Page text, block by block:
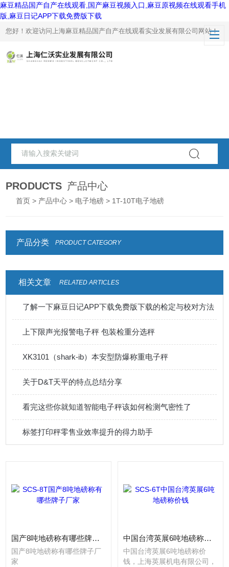
麻豆精品国产自产在线观看,国产麻豆视频入口,麻豆原视频在线观看手机
版,麻豆日记APP下载免费版下载
您好！欢迎访问上海麻豆精品国产自产在线观看实业发展有限公司网站！
PRODUCTS 产品中心
首页 > 产品中心 > 电子地磅 > 1T-10T电子地磅
产品分类 PRODUCT CATEGORY
相关文章 RELATED ARTICLES
了解一下麻豆日记APP下载免费版下载的检定与校对方法
上下限声光报警电子秤 包装检重分选秤
XK3101（shark-ib）本安型防爆称重电子秤
关于D&T天平的特点总结分享
看完这些你就知道智能电子秤该如何检测气密性了
标签打印秤零售业效率提升的得力助手
国产8吨地磅称有哪些牌子厂家
国产8吨地磅称有哪些牌子厂
家
中国台湾英展6吨地磅称价钱
中国台湾英展6吨地磅称价
钱，上海英展机电有限公司，